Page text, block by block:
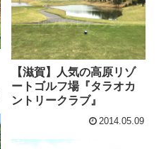
【滋賀】人気の高原リゾ
ートゴルフ場『タラオカ
ントリークラブ』
2014.05.09